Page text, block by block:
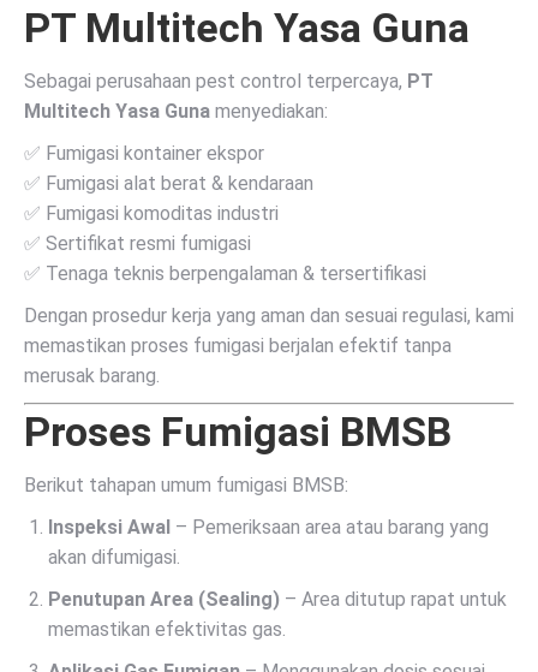
PT Multitech Yasa Guna
Sebagai perusahaan pest control terpercaya, PT
Multitech Yasa Guna menyediakan:
✅ Fumigasi kontainer ekspor
✅ Fumigasi alat berat & kendaraan
✅ Fumigasi komoditas industri
✅ Sertifikat resmi fumigasi
✅ Tenaga teknis berpengalaman & tersertifikasi
Dengan prosedur kerja yang aman dan sesuai regulasi, kami
memastikan proses fumigasi berjalan efektif tanpa
merusak barang.
Proses Fumigasi BMSB
Berikut tahapan umum fumigasi BMSB:
Inspeksi Awal – Pemeriksaan area atau barang yang
akan difumigasi.
Penutupan Area (Sealing) – Area ditutup rapat untuk
memastikan efektivitas gas.